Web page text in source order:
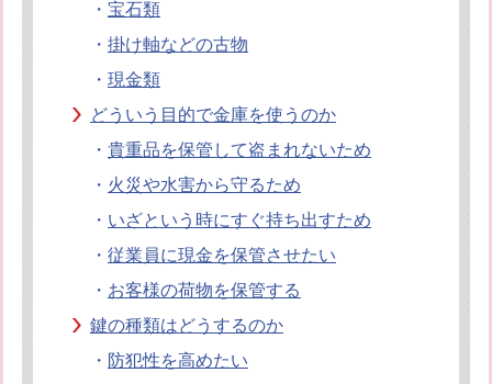
・ 宝石類
・ 掛け軸などの古物
・ 現金類
どういう目的で金庫を使うのか
・ 貴重品を保管して盗まれないため
・ 火災や水害から守るため
・ いざという時にすぐ持ち出すため
・ 従業員に現金を保管させたい
・ お客様の荷物を保管する
鍵の種類はどうするのか
・ 防犯性を高めたい